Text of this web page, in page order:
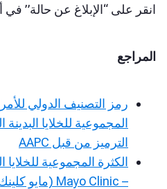
انقر على “الإبلاغ عن حالة” في
المراجع
الترميز من قبل AAPC
الكثرة المجموعية
– Mayo Clinic (مايو كلينك)